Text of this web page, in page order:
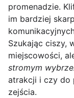
promenadzie.
im bardziej
Szukając ciszy,
miejscowości,
stromym
atrakcji i czy do
zejścia.